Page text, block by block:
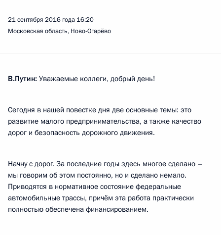
21 сентября 2016 года 16:20
Московская область, Ново-Огарёво
В.Путин: Уважаемые коллеги, добрый день!
Сегодня в нашей повестке дня две основные темы: это
развитие малого предпринимательства, а также качество
дорог и безопасность дорожного движения.
Начну с дорог. За последние годы здесь многое сделано –
мы говорим об этом постоянно, но и сделано немало.
Приводятся в нормативное состояние федеральные
автомобильные трассы, причём эта работа практически
полностью обеспечена финансированием.